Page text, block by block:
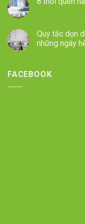
Quy tắc dọn
những ngày
FACEBOOK